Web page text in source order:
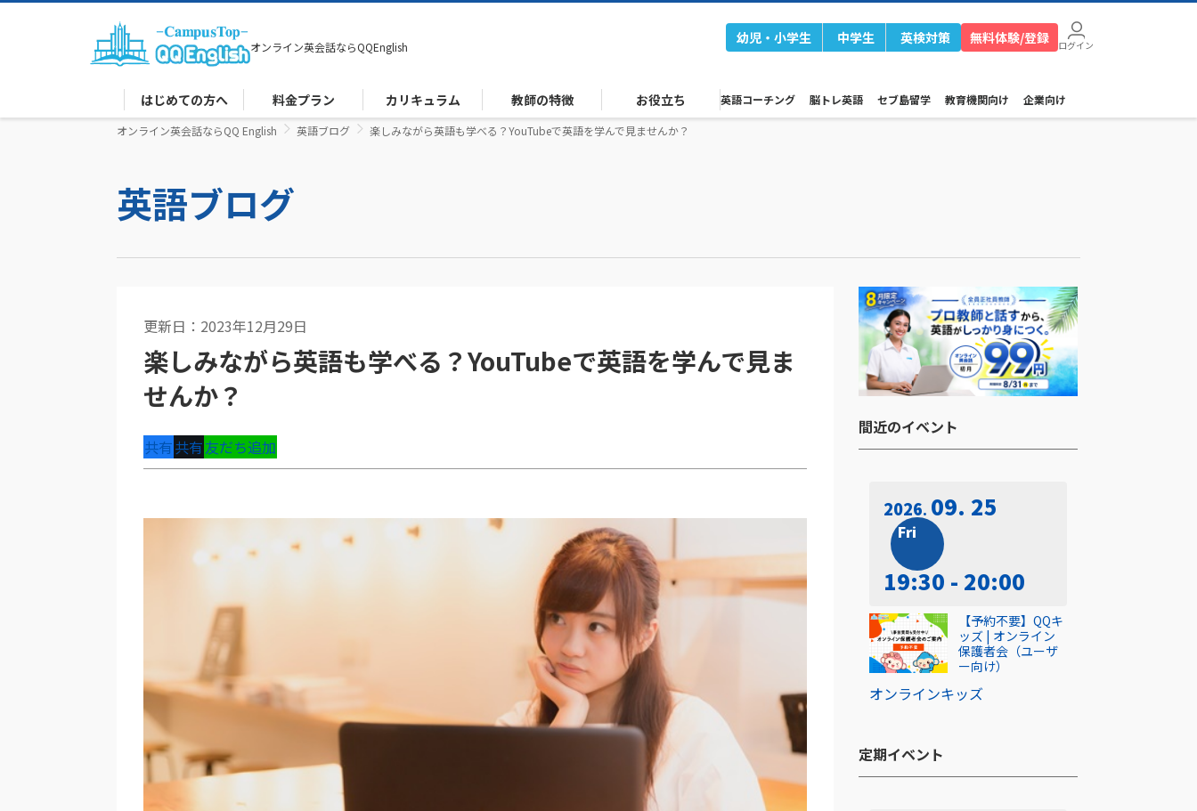
オンライン英会話ならQQEnglish
幼児・小学生 中学生 英検対策 無料体験/登録 ログイン
はじめての方へ 料金プラン カリキュラム 教師の特徴 お役立ち 英語コーチング 脳トレ英語 セブ島留学 教育機関向け 企業向け
オンライン英会話ならQQ English 英語ブログ 楽しみながら英語も学べる？YouTubeで英語を学んで見ませんか？
英語ブログ
更新日：2023年12月29日
楽しみながら英語も学べる？YouTubeで英語を学んで見ま
せんか？
共有共有友だち追加
間近のイベント​
2026 09. 25
Fri
19:30 - 20:00
オンラインキッズ
【予約不要】QQキ
ッズ | オンライン
保護者会（ユーザ
ー向け）
定期イベント​